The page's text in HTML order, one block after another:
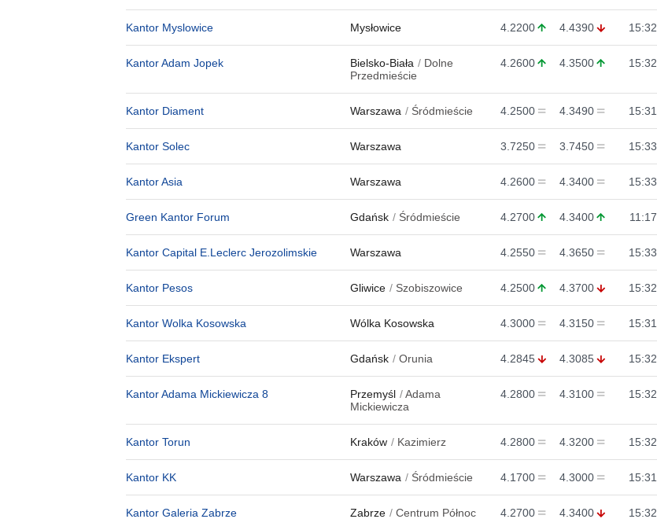
Kantor Myslowice Mysłowice 4.2200 4.4390 15:32
Kantor Adam Jopek Bielsko-Biała
Dolne
Przedmieście
4.2600 4.3500 15:32
Kantor Diament Warszawa Śródmieście 4.2500 4.3490 15:31
Kantor Solec Warszawa 3.7250 3.7450 15:33
Kantor Asia Warszawa 4.2600 4.3400 15:33
Green Kantor Forum Gdańsk Śródmieście 4.2700 4.3400 11:17
Kantor Capital E.Leclerc Jerozolimskie Warszawa 4.2550 4.3650 15:33
Kantor Pesos Gliwice Szobiszowice 4.2500 4.3700 15:32
Kantor Wolka Kosowska Wólka Kosowska 4.3000 4.3150 15:31
Kantor Ekspert Gdańsk Orunia 4.2845 4.3085 15:32
Kantor Adama Mickiewicza 8 Przemyśl
Adama
Mickiewicza
4.2800 4.3100 15:32
Kantor Torun Kraków Kazimierz 4.2800 4.3200 15:32
Kantor KK Warszawa Śródmieście 4.1700 4.3000 15:31
Kantor Galeria Zabrze Zabrze Centrum Północ 4.2700 4.3400 15:32